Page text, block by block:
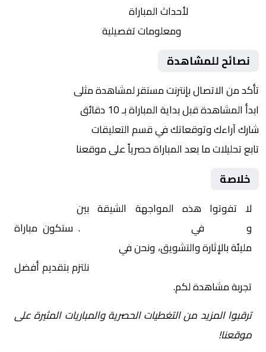
لأحداث المباراة
ومعلومات تفصيلية
نصائح للمشاهدة
تأكد من الاتصال بإنترنت مستقر لمشاهدة مثلى
ابدأ المشاهدة قبل بداية المباراة بـ 10 دقائق
شارك آراءك وتوقعاتك في قسم التعليقات
تابع تحليلات ما بعد المباراة حصرياً على موقعنا
خلاصة
لا تفوتوا هذه المواجهة الشيقة بين
والرستاق في
. ستكون مباراة
مليئة بالإثارة والتشويق، ونحن في
نلتزم بتقديم أفضل
تجربة مشاهدة لكم.
ترقبوا المزيد من التغطيات الحصرية والمباريات المثيرة على
موقعنا!